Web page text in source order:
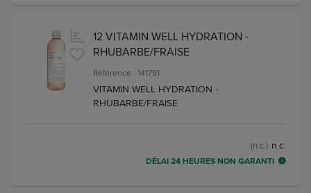
12 VITAMIN WELL HYDRATION -
RHUBARBE/FRAISE
Référence : 141791
VITAMIN WELL HYDRATION -
RHUBARBE/FRAISE
n.c.
(n.c.)
DÉLAI 24 HEURES NON GARANTI